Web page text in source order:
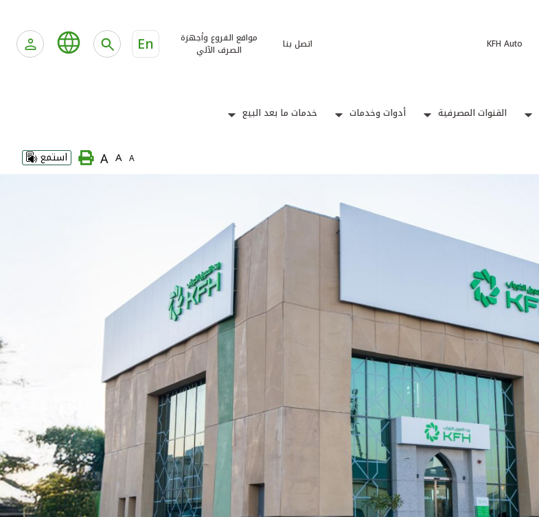
KFH Auto اتصل بنا
مواقع الفروع وأجهزة
الصرف الآلي
En
القنوات المصرفية أدوات وخدمات خدمات ما بعد البيع
A
A
A استمع